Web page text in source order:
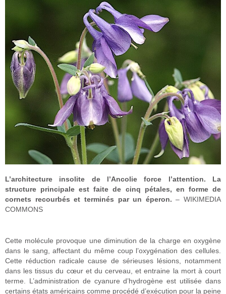
L’architecture insolite de l’Ancolie force l’attention. La
structure principale est faite de cinq pétales, en forme de
cornets recourbés et terminés par un éperon. – WIKIMEDIA
COMMONS
Cette molécule provoque une diminution de la charge en oxygène
dans le sang, affectant du même coup l’oxygénation des cellules.
Cette réduction radicale cause de sérieuses lésions, notamment
dans les tissus du cœur et du cerveau, et entraine la mort à court
terme.
L’administration de cyanure d’hydrogène est utilisée dans
certains états américains comme procédé d’exécution pour la peine